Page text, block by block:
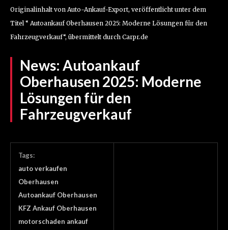
Originalinhalt von Auto-Ankauf-Export, veröffentlicht unter dem
Titel “ Autoankauf Oberhausen 2025: Moderne Lösungen für den
Fahrzeugverkauf“, übermittelt durch Carpr.de
News: Autoankauf
Oberhausen 2025: Moderne
Lösungen für den
Fahrzeugverkauf
Tags:
auto verkaufen
Oberhausen
Autoankauf Oberhausen
KFZ Ankauf Oberhausen
motorschaden ankauf